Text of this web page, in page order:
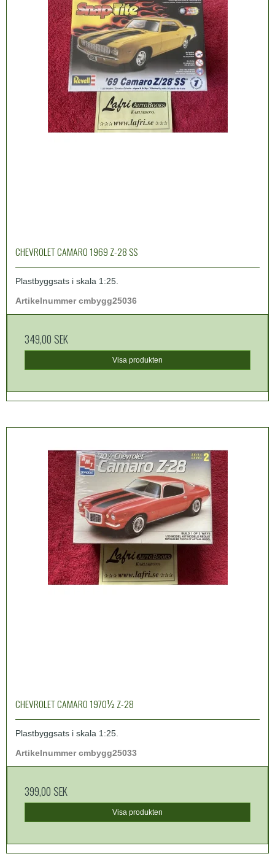
CHEVROLET CAMARO 1969 Z-28 SS
Plastbyggsats i skala 1:25.
Artikelnummer cmbygg25036
349,00 SEK
Visa produkten
CHEVROLET CAMARO 1970½ Z-28
Plastbyggsats i skala 1:25.
Artikelnummer cmbygg25033
399,00 SEK
Visa produkten